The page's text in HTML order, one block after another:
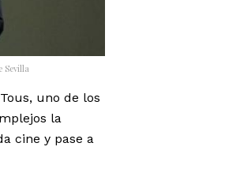
Sevilla
uno de los
la
cine y pase a